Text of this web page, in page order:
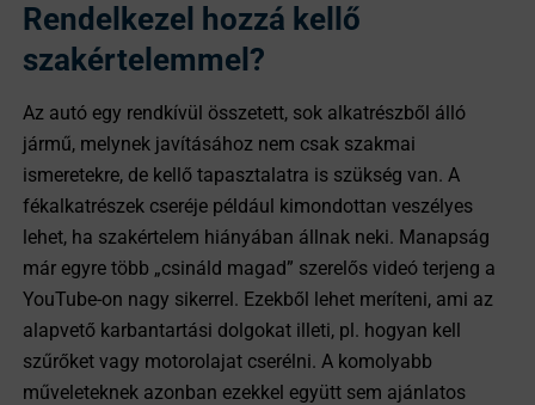
Rendelkezel hozzá kellő
szakértelemmel?
Az autó egy rendkívül összetett, sok alkatrészből álló
jármű, melynek javításához nem csak szakmai
ismeretekre, de kellő tapasztalatra is szükség van. A
fékalkatrészek cseréje például kimondottan veszélyes
lehet, ha szakértelem hiányában állnak neki. Manapság
már egyre több „csináld magad” szerelős videó terjeng a
YouTube-on nagy sikerrel. Ezekből lehet meríteni, ami az
alapvető karbantartási dolgokat illeti, pl. hogyan kell
szűrőket vagy motorolajat cserélni. A komolyabb
műveleteknek azonban ezekkel együtt sem ajánlatos